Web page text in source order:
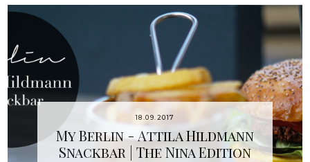
18.09.2017
My Berlin - Attila Hildmann
Snackbar | The Nina Edition